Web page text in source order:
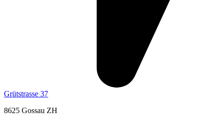
Grütstrasse 37
8625 Gossau ZH